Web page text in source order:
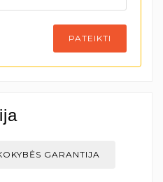
PATEIKTI
GARANTIJA